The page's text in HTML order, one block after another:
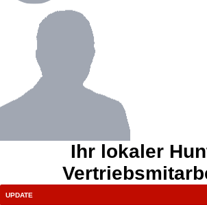
Ihr lokaler